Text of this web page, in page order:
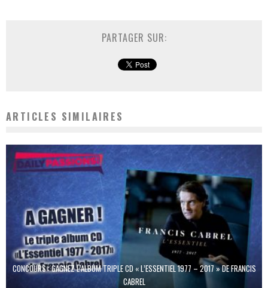
PARTAGER SUR:
ARTICLES SIMILAIRES
CONCOURS : GAGNEZ L’ALBUM TRIPLE CD « L’ESSENTIEL 1977 – 2017 » DE FRANCIS
CABREL